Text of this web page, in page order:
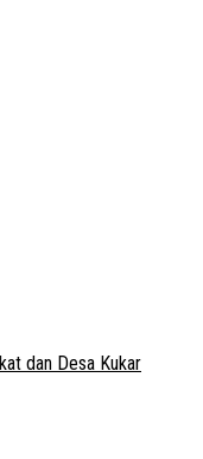
dan Desa Kukar